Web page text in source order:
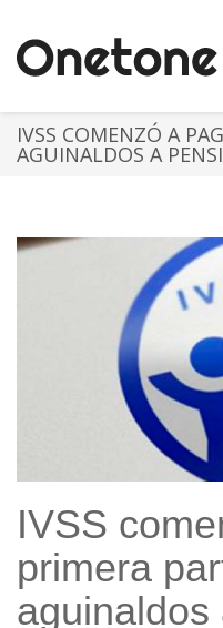
IVSS COMENZÓ A
AGUINALDOS A
IVSS
primera
aguinaldos